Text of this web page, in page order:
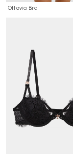
Ottavia Bra